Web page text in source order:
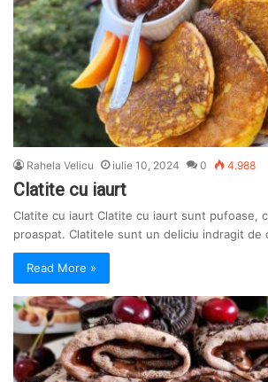
Rahela Velicu iulie 10, 2024 0 4.988
Clatite cu iaurt
Clatite cu iaurt Clatite cu iaurt sunt pufoase,
proaspat. Clatitele sunt un deliciu indragit de
Read More »